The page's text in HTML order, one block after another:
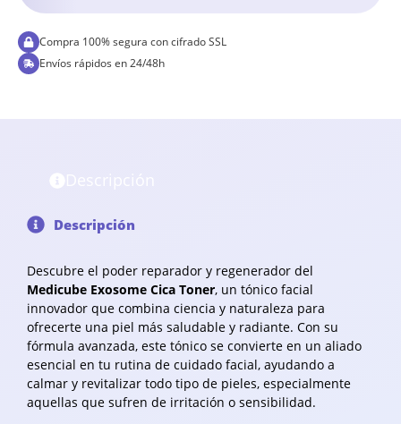
Compra 100% segura con cifrado SSL
Envíos rápidos en 24/48h
Descripción
Descubre el poder reparador y regenerador del
Medicube Exosome Cica Toner, un tónico facial
innovador que combina ciencia y naturaleza para
ofrecerte una piel más saludable y radiante. Con su
fórmula avanzada, este tónico se convierte en un aliado
esencial en tu rutina de cuidado facial, ayudando a
calmar y revitalizar todo tipo de pieles, especialmente
aquellas que sufren de irritación o sensibilidad.